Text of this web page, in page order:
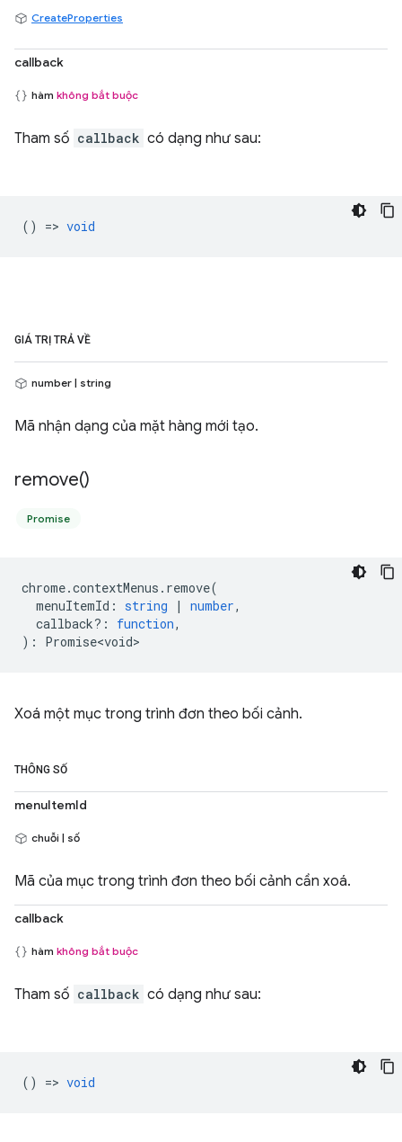
CreateProperties
callback
hàm không bắt buộc
Tham số callback có dạng như sau:
() => void
GIÁ TRỊ TRẢ VỀ
number | string
Mã nhận dạng của mặt hàng mới tạo.
remove()
Promise
chrome.contextMenus . remove(
menuItemId : string | number,
callback? : function,
) : Promise<void>
Xoá một mục trong trình đơn theo bối cảnh.
THÔNG SỐ
menuItemId
chuỗi | số
Mã của mục trong trình đơn theo bối cảnh cần xoá.
callback
hàm không bắt buộc
Tham số callback có dạng như sau:
() => void